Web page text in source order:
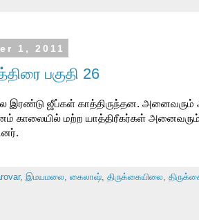
1, 2011
பகுதி 26
ஜீப்கள் காத்திருந்தன. அனைவரும்
மற்ற யாத்திரீகர்கள் அனைவரும்
, இமயமலை, கைலாஷ், திருக்கையிலை,